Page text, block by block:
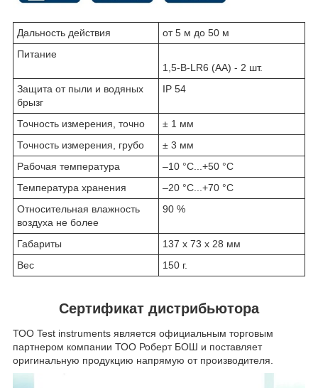
Дальность действия
от 5 м до 50 м
Питание
1,5-В-LR6 (AA) - 2 шт.
Защита от пыли и водяных
брызг
IP 54
Точность измерения, точно
± 1 мм
Точность измерения, грубо
± 3 мм
Рабочая температура
–10 °C...+50 °C
Температура хранения
–20 °C...+70 °C
Относительная влажность
воздуха не более
90 %
Габариты
137 х 73 х 28 мм
Вес
150 г.
Сертификат дистрибьютора
ТОО Test instruments является официальным торговым
партнером компании ТОО Роберт БОШ и поставляет
оригинальную продукцию напрямую от производителя.